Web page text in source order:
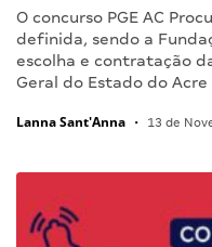
O concurso PGE AC
definida, sendo a
escolha e contratação
Geral do Estado do
Lanna Sant'Anna • 13 de